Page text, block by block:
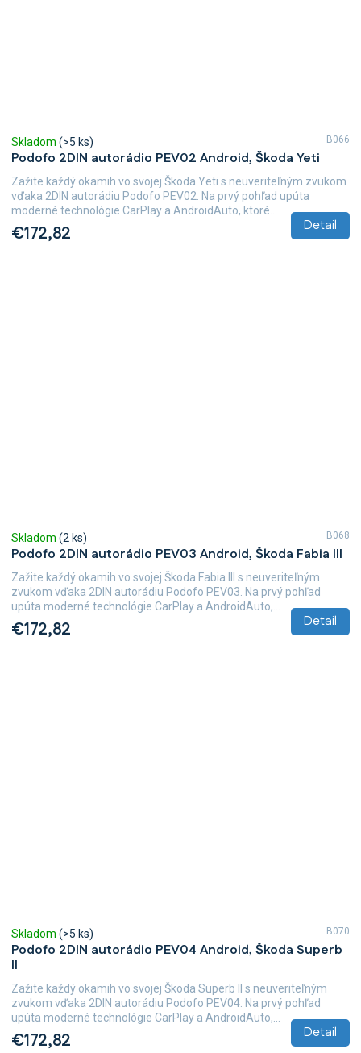
Podofo 2DIN autorádio PEV02 Android, Škoda Yeti
Skladom (>5 ks)
€172,82 Detail
Zažite každý okamih vo svojej Škoda Yeti s neuveriteľným zvukom
vďaka 2DIN autorádiu Podofo PEV02. Na prvý pohľad upúta
moderné technológie CarPlay a AndroidAuto, ktoré...
B066
Podofo 2DIN autorádio PEV03 Android, Škoda Fabia III
Skladom (2 ks)
€172,82 Detail
Zažite každý okamih vo svojej Škoda Fabia III s neuveriteľným
zvukom vďaka 2DIN autorádiu Podofo PEV03. Na prvý pohľad
upúta moderné technológie CarPlay a AndroidAuto,...
B068
Podofo 2DIN autorádio PEV04 Android, Škoda Superb
II
Skladom (>5 ks)
€172,82 Detail
Zažite každý okamih vo svojej Škoda Superb II s neuveriteľným
zvukom vďaka 2DIN autorádiu Podofo PEV04. Na prvý pohľad
upúta moderné technológie CarPlay a AndroidAuto,...
B070